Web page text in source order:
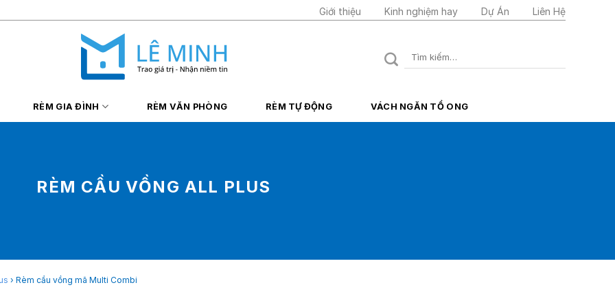
Giới thiệu Kinh nghiệm hay Dự Án Liên Hệ
Tìm
RÈM GIA ĐÌNH RÈM VĂN PHÒNG RÈM TỰ ĐỘNG VÁCH NGĂN TỔ ONG
RÈM CẦU VỒNG ALL PLUS
› Rèm cầu vồng mã Multi Combi